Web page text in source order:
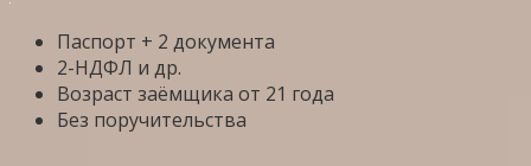
Паспорт + 2 документа
2-НДФЛ и др.
Возраст заёмщика от 21 года
Без поручительства